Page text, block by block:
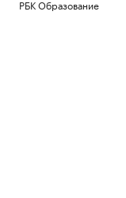
автобусе в Сирии
РБК Образование